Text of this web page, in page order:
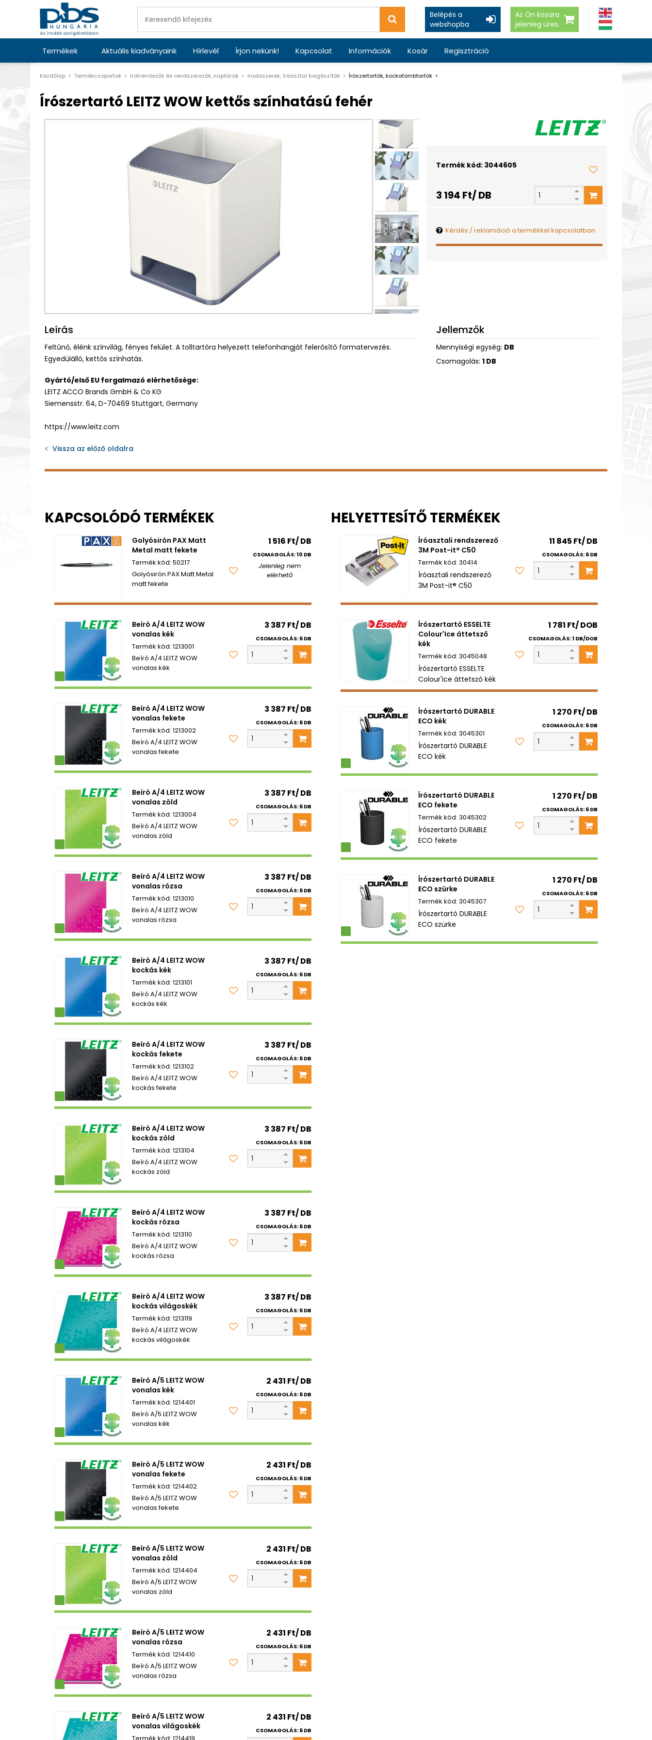
Belépés a
webshopba
Az Ön kosara
jelenleg üres.
Termékek Aktuális kiadványaink Hírlevél Írjon nekünk! Kapcsolat Információk Kosár Regisztráció
Kezdőlap Termékcsoportok Iratrendezők és rendszerezők, naptárak Irodaszerek, íróasztal kiegészítők ĺrószertartók, kockatömbtartók
Írószertartó LEITZ WOW kettős színhatású fehér
Termék kód: 3044605
3 194 Ft/ DB
Kérdés / reklamáció a termékkel kapcsolatban
Leírás
Feltűnő, élénk színvilág, fényes felület. A tolltartóra helyezett telefonhangját felerősítő formatervezés.
Egyedülálló, kettős színhatás.
Gyártó/első EU forgalmazó elérhetősége:
LEITZ ACCO Brands GmbH & Co KG
Siemensstr. 64, D-70469 Stuttgart, Germany
https://www.leitz.com
Jellemzők
Mennyiségi egység: DB
Csomagolás: 1 DB
Vissza az előző oldalra
KAPCSOLÓDÓ TERMÉKEK
Golyósirón PAX Matt
Metal matt fekete
50217
Golyósirón PAX Matt Metal
matt fekete
1 516 Ft/ DB
CSOMAGOLÁS: 10 DB
Jelenleg nem
elérhető
Beíró A/4 LEITZ WOW
vonalas kék
1213001
Beíró A/4 LEITZ WOW
vonalas kék
3 387 Ft/ DB
CSOMAGOLÁS: 6 DB
Beíró A/4 LEITZ WOW
vonalas fekete
1213002
Beíró A/4 LEITZ WOW
vonalas fekete
3 387 Ft/ DB
CSOMAGOLÁS: 6 DB
Beíró A/4 LEITZ WOW
vonalas zöld
1213004
Beíró A/4 LEITZ WOW
vonalas zöld
3 387 Ft/ DB
CSOMAGOLÁS: 6 DB
Beíró A/4 LEITZ WOW
vonalas rózsa
1213010
Beíró A/4 LEITZ WOW
vonalas rózsa
3 387 Ft/ DB
CSOMAGOLÁS: 6 DB
Beíró A/4 LEITZ WOW
kockás kék
1213101
Beíró A/4 LEITZ WOW
kockás kék
3 387 Ft/ DB
CSOMAGOLÁS: 6 DB
Beíró A/4 LEITZ WOW
kockás fekete
1213102
Beíró A/4 LEITZ WOW
kockás fekete
3 387 Ft/ DB
CSOMAGOLÁS: 6 DB
Beíró A/4 LEITZ WOW
kockás zöld
1213104
Beíró A/4 LEITZ WOW
kockás zöld
3 387 Ft/ DB
CSOMAGOLÁS: 6 DB
Beíró A/4 LEITZ WOW
kockás rózsa
1213110
Beíró A/4 LEITZ WOW
kockás rózsa
3 387 Ft/ DB
CSOMAGOLÁS: 6 DB
Beíró A/4 LEITZ WOW
kockás világoskék
1213119
Beíró A/4 LEITZ WOW
kockás világoskék
3 387 Ft/ DB
CSOMAGOLÁS: 6 DB
Beíró A/5 LEITZ WOW
vonalas kék
1214401
Beíró A/5 LEITZ WOW
vonalas kék
2 431 Ft/ DB
CSOMAGOLÁS: 6 DB
Beíró A/5 LEITZ WOW
vonalas fekete
1214402
Beíró A/5 LEITZ WOW
vonalas fekete
2 431 Ft/ DB
CSOMAGOLÁS: 6 DB
Beíró A/5 LEITZ WOW
vonalas zöld
1214404
Beíró A/5 LEITZ WOW
vonalas zöld
2 431 Ft/ DB
CSOMAGOLÁS: 6 DB
Beíró A/5 LEITZ WOW
vonalas rózsa
1214410
Beíró A/5 LEITZ WOW
vonalas rózsa
2 431 Ft/ DB
CSOMAGOLÁS: 6 DB
Beíró A/5 LEITZ WOW
vonalas világoskék
1214419
2 431 Ft/ DB
CSOMAGOLÁS: 6 DB
HELYETTESÍTŐ TERMÉKEK
Íróasztali rendszerező
3M Post-it® C50
30414
Íróasztali rendszerező
3M Post-it® C50
11 845 Ft/ DB
CSOMAGOLÁS: 6 DB
Írószertartó ESSELTE
Colour'Ice áttetsző
kék
3045048
Írószertartó ESSELTE
Colour'Ice áttetsző kék
1 781 Ft/ DOB
CSOMAGOLÁS: 1 DB/DOB
Írószertartó DURABLE
ECO kék
3045301
Írószertartó DURABLE
ECO kék
1 270 Ft/ DB
CSOMAGOLÁS: 6 DB
Írószertartó DURABLE
ECO fekete
3045302
Írószertartó DURABLE
ECO fekete
1 270 Ft/ DB
CSOMAGOLÁS: 6 DB
Írószertartó DURABLE
ECO szürke
3045307
Írószertartó DURABLE
ECO szürke
1 270 Ft/ DB
CSOMAGOLÁS: 6 DB